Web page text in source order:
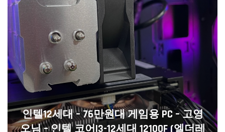
인텔12세대 – 76만원대 게임용 PC – 고영
오님 – 인텔 코어i3-12세대 12100F (엘더레